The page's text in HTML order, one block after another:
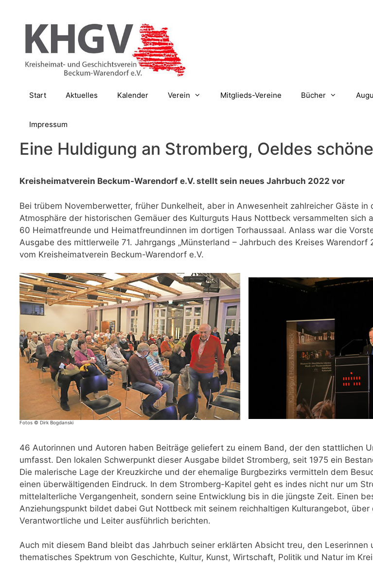
Start Aktuelles Kalender Verein Mitglieds-Vereine Bücher
Impressum
Eine Huldigung an Stromberg, Oeldes
Kreisheimatverein Beckum-Warendorf e.V. stellt sein neues Jahrbuch 2022 vor
Bei trübem Novemberwetter, früher Dunkelheit, aber in Anwesenheit zahl­reicher Gäste in
Atmosphäre der historischen Gemäuer des Kultur­guts Haus Nottbeck versammelten sich
60 Heimat­freunde und Heimatfreundinnen im dortigen Torhaussaal. Anlass war die
Ausgabe des mittlerweile 71. Jahrgangs „Münsterland – Jahrbuch des Kreises Warendorf
vom Kreisheimat­verein Beckum-Warendorf e.V.
Fotos © Dirk Bogdanski
46 Autorinnen und Autoren haben Beiträge geliefert zu einem Band, der den stattlichen
umfasst. Den lokalen Schwerpunkt dieser Ausgabe bildet Stromberg, seit 1975 ein
Die malerische Lage der Kreuzkirche und der ehemalige Burgbezirks vermitteln dem
einen überwältigenden Eindruck. In dem Stromberg-Kapitel geht es indes nicht nur um
mittelalterliche Vergangenheit, sondern seine Entwicklung bis in die jüngste Zeit. Einen
Anziehungspunkt bildet dabei Gut Nottbeck mit seinem reichhaltigen Kulturangebot, über
Verantwortliche und Leiter aus­führlich berichten.
Auch mit diesem Band bleibt das Jahrbuch seiner erklärten Absicht treu, den Leserinnen
thematisches Spektrum von Geschichte, Kultur, Kunst, Wirtschaft, Politik und Natur im